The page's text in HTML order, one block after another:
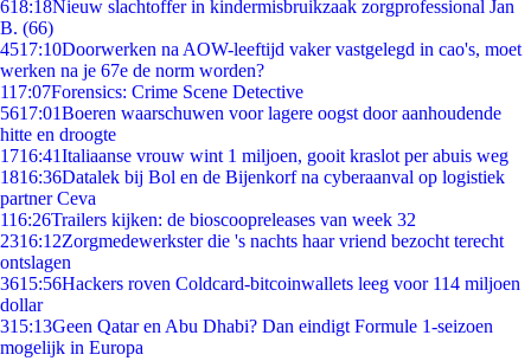
618:18Nieuw slachtoffer in kindermisbruikzaak zorgprofessional Jan
B. (66)
4517:10Doorwerken na AOW-leeftijd vaker vastgelegd in cao's, moet
werken na je 67e de norm worden?
117:07Forensics: Crime Scene Detective
5617:01Boeren waarschuwen voor lagere oogst door aanhoudende
hitte en droogte
1716:41Italiaanse vrouw wint 1 miljoen, gooit kraslot per abuis weg
1816:36Datalek bij Bol en de Bijenkorf na cyberaanval op logistiek
partner Ceva
116:26Trailers kijken: de bioscoopreleases van week 32
2316:12Zorgmedewerkster die 's nachts haar vriend bezocht terecht
ontslagen
3615:56Hackers roven Coldcard-bitcoinwallets leeg voor 114 miljoen
dollar
315:13Geen Qatar en Abu Dhabi? Dan eindigt Formule 1-seizoen
mogelijk in Europa